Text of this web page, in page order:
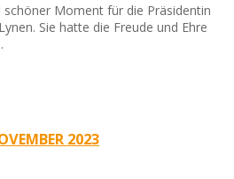
schöner Moment für die Präsidentin
Sie hatte die Freude und Ehre
2023